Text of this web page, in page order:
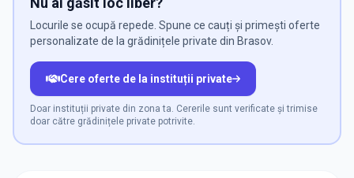
Locurile se ocupă repede. Spune ce cauți și primești oferte
personalizate de la grădinițele private din Brasov.
Cere oferte de la instituții private
Doar instituții private din zona ta. Cererile sunt verificate și trimise
doar către grădinițele private potrivite.